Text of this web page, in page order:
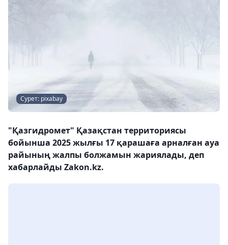
Сурет: pixabay
"Қазгидромет" Қазақстан территориясы
бойынша 2025 жылғы 17 қарашаға арналған ауа
райының жалпы болжамын жариялады, деп
хабарлайды Zakon.kz.